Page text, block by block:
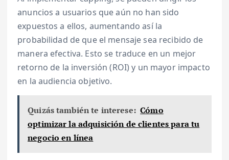
anuncios a usuarios que aún no han sido
expuestos a ellos, aumentando así la
probabilidad de que el mensaje sea recibido de
manera efectiva. Esto se traduce en un mejor
retorno de la inversión (ROI) y un mayor impacto
en la audiencia objetivo.
Quizás también te interese: Cómo
optimizar la adquisición de clientes para tu
negocio en línea